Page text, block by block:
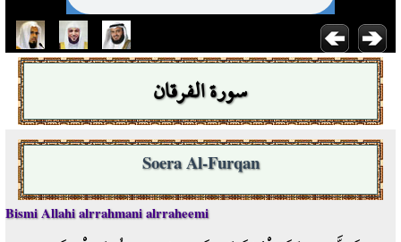
سورة الفرقان
Soera Al-Furqan
Bismi Allahi alrrahmani alrraheemi